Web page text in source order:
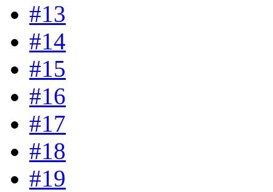
#13
#14
#15
#16
#17
#18
#19